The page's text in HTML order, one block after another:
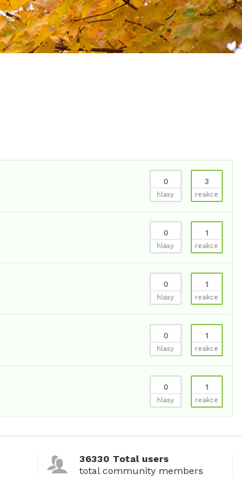
0
hlasy
3
reakce
0
hlasy
1
reakce
0
hlasy
1
reakce
0
hlasy
1
reakce
0
hlasy
1
reakce
36330 Total users
total community members